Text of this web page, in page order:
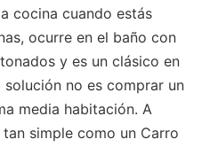
cocina cuando estás
ocurre en el baño con
y es un clásico en
no es comprar un
media habitación. A
simple como un Carro